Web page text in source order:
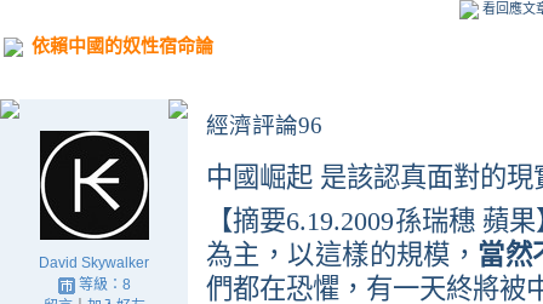
看回應文
依賴中國的奴性宿命論
David Skywalker
等級：8
經濟評論96
中國崛起 是該認真面對的現
【摘要6.19.2009孫瑞穗 蘋
為主，以這樣的規模， 當然
們都在恐懼，有一天終將被